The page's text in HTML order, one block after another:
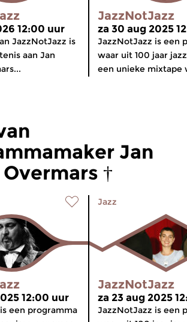
12:00 uur
JazzNotJazz is
aan Jan
JazzNotJazz
za 30 aug 2025
JazzNotJazz is een
waar uit 100 jaar
een unieke mixtape
Jan
†
12:00 uur
een programma
Jazz
JazzNotJazz
za 23 aug 2025
JazzNotJazz is een